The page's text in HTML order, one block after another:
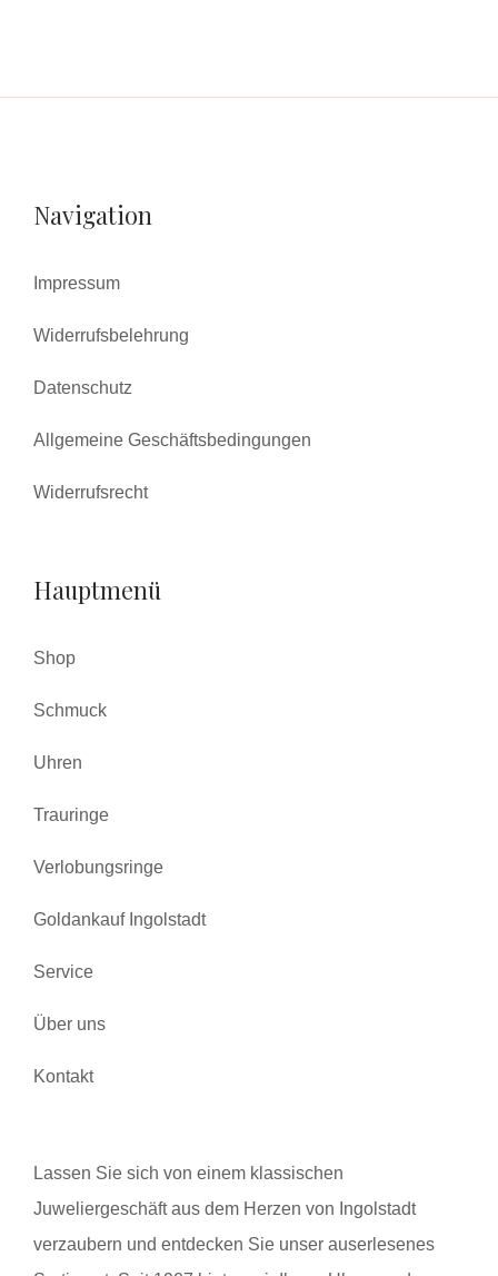
Navigation
Impressum
Widerrufsbelehrung
Datenschutz
Allgemeine Geschäftsbedingungen
Widerrufsrecht
Hauptmenü
Shop
Schmuck
Uhren
Trauringe
Verlobungsringe
Goldankauf Ingolstadt
Service
Über uns
Kontakt
Lassen Sie sich von einem klassischen
Juweliergeschäft aus dem Herzen von Ingolstadt
verzaubern und entdecken Sie unser auserlesenes